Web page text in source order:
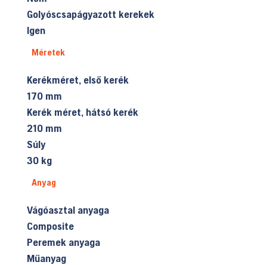
Golyóscsapágyazott kerekek
Igen
Méretek
Kerékméret, első kerék
170 mm
Kerék méret, hátsó kerék
210 mm
Súly
30 kg
Anyag
Vágóasztal anyaga
Composite
Peremek anyaga
Műanyag